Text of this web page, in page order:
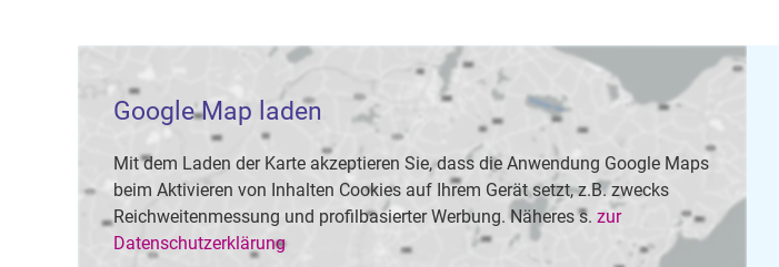
Google Map laden
Mit dem Laden der Karte akzeptieren Sie, dass die Anwendung Google Maps
beim Aktivieren von Inhalten Cookies auf Ihrem Gerät setzt, z.B. zwecks
Reichweitenmessung und profilbasierter Werbung. Näheres s. zur
Datenschutzerklärung